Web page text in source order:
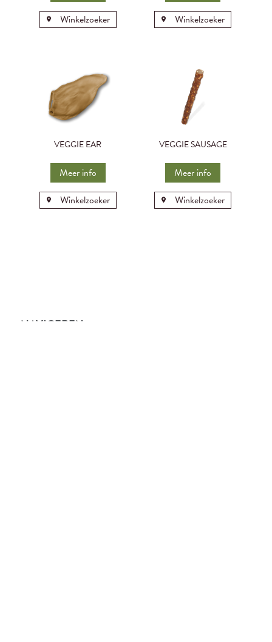
Winkelzoeker
Winkelzoeker
VEGGIE EAR
Meer info
Winkelzoeker
VEGGIE SAUSAGE
Meer info
Winkelzoeker
NAVIGEREN